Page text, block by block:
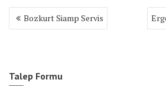
Yazı
gezinmesi
Bozkurt Siamp Servis
Talep Formu